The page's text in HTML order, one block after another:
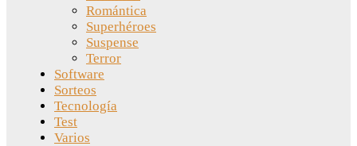
Romántica
Superhéroes
Suspense
Terror
Software
Sorteos
Tecnología
Test
Varios